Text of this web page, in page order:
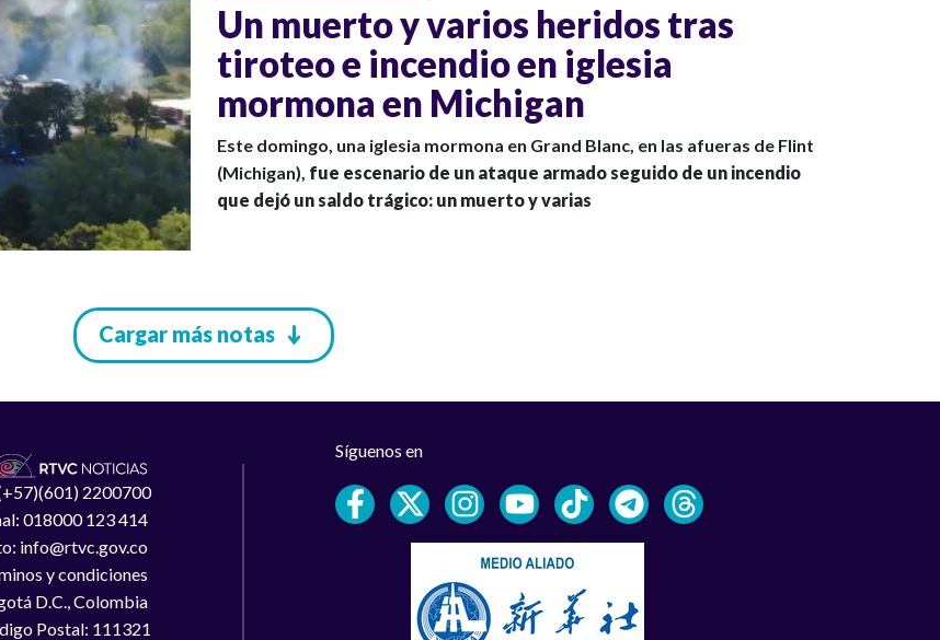
Un muerto y varios heridos tras
tiroteo e incendio en iglesia
mormona en Michigan
Este domingo, una iglesia mormona en Grand Blanc, en las afueras de Flint
(Michigan), fue escenario de un ataque armado seguido de un incendio
que dejó un saldo trágico: un muerto y varias
Cargar más notas
2200700
018000 123 414
info@rtvc.gov.co
y condiciones
D.C., Colombia
Postal: 111321
Síguenos en